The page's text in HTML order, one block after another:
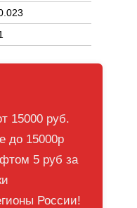
15000 руб.
до 15000р
5 руб за
России!